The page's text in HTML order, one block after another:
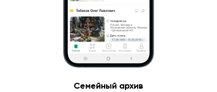
Семейный архив